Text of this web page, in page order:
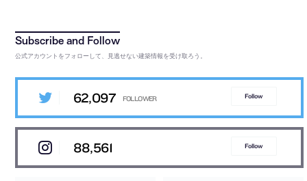
公式アカウントをフォローして、見逃せない建築情報を受け取ろう。
62,097 Follow
88,561 Follow